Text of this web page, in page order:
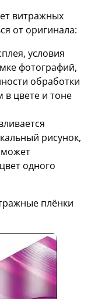
витражных
от оригинала:
условия
фотографий,
обработки
в цвете и тоне
рисунок,
может
одного
плёнки